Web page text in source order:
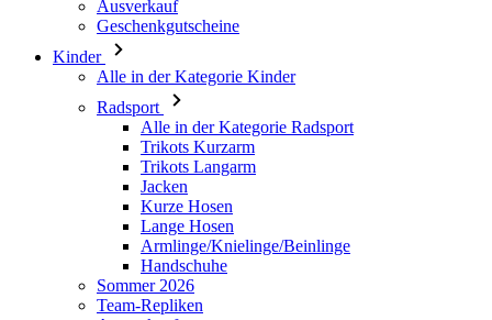
Radsport
Alle in der Kategorie Radsport
Trikots Langarm
Jacken
Kurze Hosen
Lange Hosen
Armlinge/Knielinge/Beinlinge
Handschuhe
Sommer 2026
Team-Repliken
Ausverkauf
Special Editions
Geschenkgutscheine
Individuelles Design
Stories